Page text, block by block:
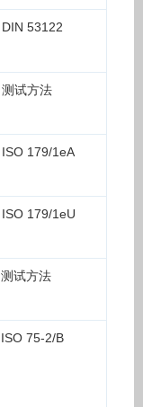
DIN 53122
测试方法
ISO 179/1eA
ISO 179/1eU
测试方法
ISO 75-2/B